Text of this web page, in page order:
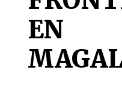
EN